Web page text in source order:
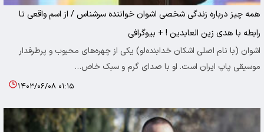
همه چیز درباره زندگی شخصی اشوان خواننده سرشناس / از اسم واقعی تا
رابطه با هدی زین العابدین ! + بیوگرافی
اشوان (با نام اصلی اشکان خدابنده‌لو) یکی از چهره‌های محبوب و پرطرفدار
موسیقی پاپ ایران است. او با صدای گرم و سبک خاص…
۱۴۰۳/۰۶/۰۸ ۰۱:۱۵